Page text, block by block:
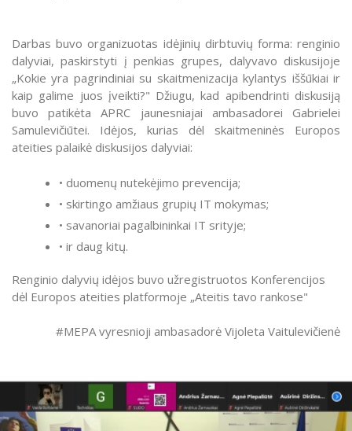
Darbas buvo organizuotas idėjinių dirbtuvių forma: renginio
dalyviai, paskirstyti į penkias grupes, dalyvavo diskusijoje
„Kokie yra pagrindiniai su skaitmenizacija kylantys iššūkiai ir
kaip galime juos įveikti?" Džiugu, kad apibendrinti diskusiją
buvo patikėta APRC jaunesniajai ambasadorei Gabrielei
Samulevičiūtei. Idėjos, kurias dėl skaitmeninės Europos
ateities palaikė diskusijos dalyviai:
• duomenų nutekėjimo prevencija;
• skirtingo amžiaus grupių IT mokymas;
• savanoriai pagalbininkai IT srityje;
• ir daug kitų.
Renginio dalyvių idėjos buvo užregistruotos Konferencijos
dėl Europos ateities platformoje „Ateitis tavo rankose"
#MEPA vyresnioji ambasadorė Vijoleta Vaitulevičienė